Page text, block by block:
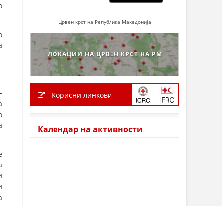
Црвен крст на Република Македонија
ЛОКАЦИИ НА ЦРВЕН КРСТ НА РМ
Корисни линкови
Календар на активности